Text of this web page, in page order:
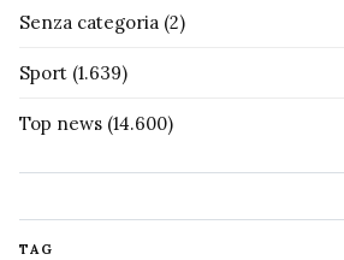
Senza categoria (2)
Sport (1.639)
Top news (14.600)
TAG